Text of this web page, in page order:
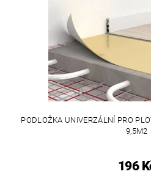
PODLOŽKA UNIVERZÁLNÍ PRO
9,5M2
196